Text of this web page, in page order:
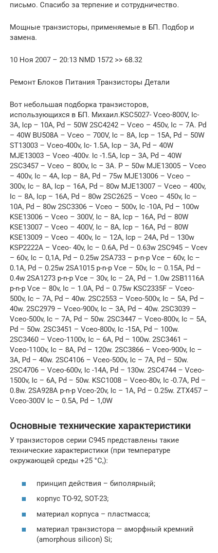
письмо. Спасибо за терпение и сотрудничество.
Мощные транзисторы, применяемые в БП. Подбор и
замена.
10 Ноя 2007 – 20:13 NMD 1572 >> 68.32
Ремонт Блоков Питания Транзисторы Детали
Вот небольшая подборка транзисторов,
использующихся в БП. Михаил.KSC5027- Vceo-800V, Ic-
3A, Icp – 10A, Pd – 50W 2SC4242 – Vceo – 450v, Ic – 7A. Pd
– 40W BU508A – Vceo – 700V, Ic – 8A, Icp – 15A, Pd – 50W
ST13003 – Vceo-400v, Ic- 1.5A, Icp – 3A, Pd – 40W
MJE13003 – Vceo -400v. Ic -1.5A, Icp – 3A, Pd – 40W
2SC3457 – Vceo – 800v, Ic – 3A. P – 50w MJE13005 – Vceo
– 400v, Ic – 4A, Icp – 8A, Pd – 75w MJE13006 – Vceo –
300v, Ic – 8A, Icp – 16A, Pd – 80w MJE13007 – Vceo – 400v,
Ic – 8A, Icp – 16A, Pd – 80w 2SC2625 – Vceo – 450v, Ic –
10A, Pd – 80w 2SC3306 – Vceo – 500v, Ic -10A, Pd – 100w
KSE13006 – Vceo – 300V, Ic – 8A, Icp – 16A, Pd – 80W
KSE13007 – Vceo – 400V, Ic – 8A, Icp – 16A, Pd – 80W
KSE13009 – Vceo – 400v, Ic – 12A, Icp – 24A, Pd – 130w
KSP2222A – Vceo- 40v, Ic – 0.6A, Pd – 0.63w 2SC945 – Vcev
– 60v, Ic – 0,1A, Pd – 0.25w 2SA733 – p-n-p Vce – 60v, Ic –
0.1A, Pd – 0.25w 2SA1015 p-n-p Vce – 50v, Ic – 0.15A, Pd –
0.4w 2SA1273 p-n-p Vce – 30v, Ic – 2A, Pd – 1.0w 2SB1116A
p-n-p Vce – 80v, Ic – 1.0A, Pd – 0.75w KSC2335F – Vceo-
500v, Ic – 7A, Pd – 40w. 2SC2553 – Vceo-500v, Ic – 5A, Pd –
40w. 2SC2979 – Vceo-900v, Ic – 3A, Pd – 40w. 2SC3039 –
Vceo-500v, Ic – 7A, Pd – 50w. 2SC3447 – Vceo-800v, Ic – 5A,
Pd – 50w. 2SC3451 – Vceo-800v, Ic -15A, Pd – 100w.
2SC3460 – Vceo-1100v, Ic – 6A, Pd – 100w. 2SC3461 –
Vceo-1100v, Ic – 8A, Pd – 120w. 2SC3866 – Vceo-900v, Ic –
3A, Pd – 40w. 2SC4106 – Vceo-500v, Ic – 7A, Pd – 50w.
2SC4706 – Vceo-600v, Ic -14A, Pd – 130w. 2SC4744 – Vceo-
1500v, Ic – 6A, Pd – 50w. KSC1008 – Vceo-80v, Ic -0.7A, Pd –
0.8w. 2SA928A p-n-p Vceo-20v, Ic – 1A, Pd – 0.25w. ZTX457 –
Vceo-300V Ic – 0.5A, Pd – 1,0W
Основные технические характеристики
У транзисторов серии C945 представлены такие
технические характеристики (при температуре
окружающей среды +25 °C,):
принцип действия – биполярный;
корпус ТО-92, SOT-23;
материал корпуса – пластмасса;
материал транзистора — аморфный кремний
(amorphous silicon) Si;